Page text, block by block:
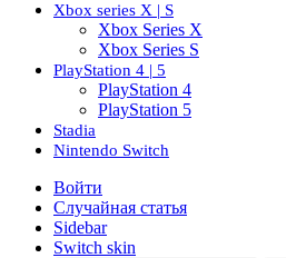
Xbox series X | S
Xbox Series X
Xbox Series S
PlayStation 4 | 5
PlayStation 4
PlayStation 5
Stadia
Nintendo Switch
Войти
Случайная статья
Sidebar
Switch skin